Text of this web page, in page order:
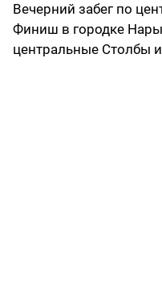
Вечерний забег по
Финиш в городке
центральные Столбы